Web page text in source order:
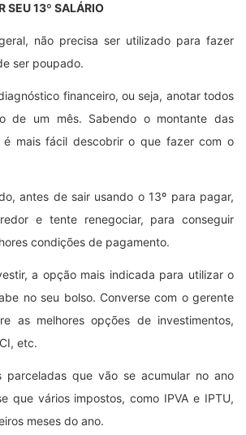
SEU 13º SALÁRIO
não precisa ser utilizado para fazer
ser poupado.
financeiro, ou seja, anotar todos
de um mês. Sabendo o montante das
é mais fácil descobrir o que fazer com o
antes de sair usando o 13º para pagar,
e tente renegociar, para conseguir
condições de pagamento.
a opção mais indicada para utilizar o
no seu bolso. Converse com o gerente
as melhores opções de investimentos,
etc.
parceladas que vão se acumular no ano
que vários impostos, como IPVA e IPTU,
meses do ano.